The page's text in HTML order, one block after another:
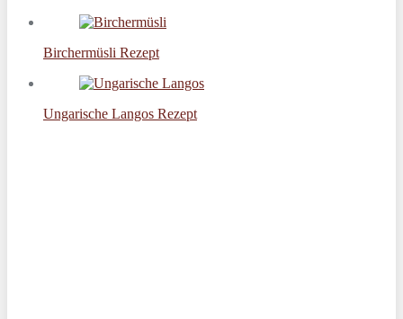
Birchermüsli Rezept
Ungarische Langos Rezept